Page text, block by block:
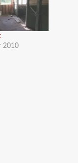
2010